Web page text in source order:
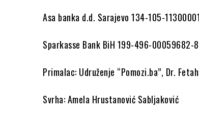
Asa banka d.d. Sarajevo 134-105-
Sparkasse Bank BiH 199-496-00059682-
Primalac: Udruženje “Pomozi.ba”, Dr.
Svrha: Amela Hrustanović Sabljaković